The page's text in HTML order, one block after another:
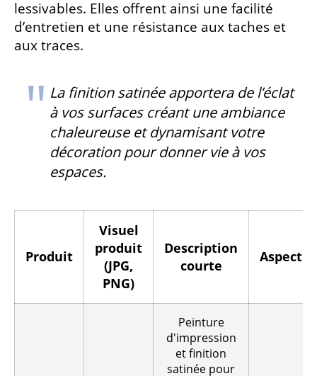
lessivables. Elles offrent ainsi une facilité
d’entretien et une résistance aux taches et
aux traces.
La finition satinée apportera de l’éclat
à vos surfaces créant une ambiance
chaleureuse et dynamisant votre
décoration pour donner vie à vos
espaces.
Produit
Visuel
produit
(JPG,
PNG)
Description
courte
Aspect
Peinture
d'impression
et finition
satinée pour